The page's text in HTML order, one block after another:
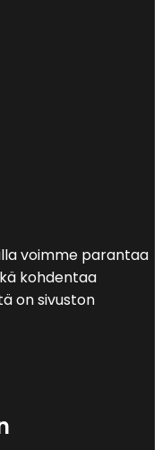
voimme parantaa
kohdentaa
on sivuston